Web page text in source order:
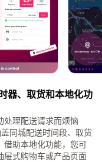
器、取货和本地化功
处理配送请求而烦恼
同城配送时间段、取货
借助本地化功能，您可
屉式购物车或产品页面